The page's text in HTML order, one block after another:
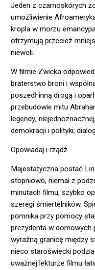
Jeden z czarnoskórych
umożliwienie
kropla w morzu
otrzymują przecież
niewoli.
W filmie Zwicka
braterstwo broni i
poszedł inną drogą i
przebudowie mitu
legendy;
demokracji i polityki;
Opowiadaj i rządź
Majestatyczna postać
stopniowo, niemal z
minutach filmu, szybko
szeregi śmiertelników.
pomnika przy pomocy
prezydenta w domowych
wyraźną granicę między
nieco staroświecki
uważnej lekturze filmu